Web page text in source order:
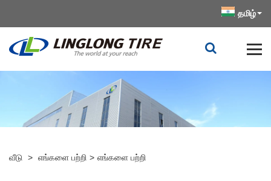
தமிழ்
வீடு > எங்களை பற்றி > எங்களை பற்றி